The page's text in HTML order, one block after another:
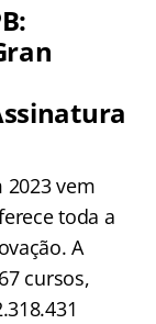
2023 vem
toda a
A
cursos,